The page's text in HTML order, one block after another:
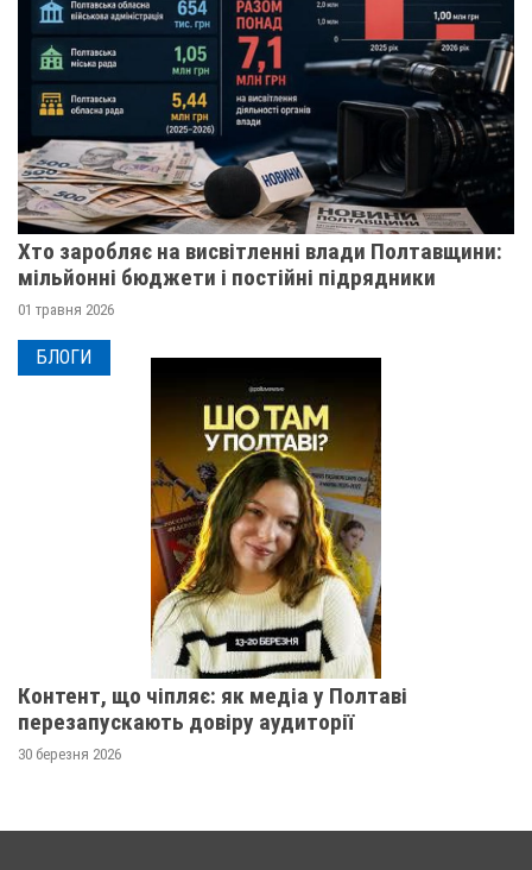
Хто заробляє на висвітленні влади Полтавщини:
мільйонні бюджети і постійні підрядники
01 травня 2026
БЛОГИ
Контент, що чіпляє: як медіа у Полтаві
перезапускають довіру аудиторії
30 березня 2026